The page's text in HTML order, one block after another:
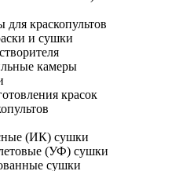
для краскопультов
и сушки
камеры
красок
(ИК) сушки
(УФ) сушки
сушки